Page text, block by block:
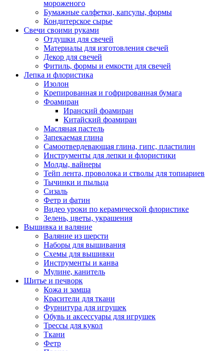
мороженого
Бумажные салфетки, капсулы, формы
Кондитерское сырье
Свечи своими руками
Отдушки для свечей
Материалы для изготовления свечей
Декор для свечей
Фитиль, формы и емкости для свечей
Лепка и флористика
Изолон
Крепированная и гофрированная бумага
Фоамиран
Иранский фоамиран
Китайский фоамиран
Масляная пастель
Запекаемая глина
Самоотвердевающая глина, гипс, пластилин
Инструменты для лепки и флористики
Молды, вайнеры
Тейп лента, проволока и стволы для топиариев
Тычинки и пыльца
Сизаль
Фетр и фатин
Видео уроки по керамической флористике
Зелень, цветы, украшения
Вышивка и валяние
Валяние из шерсти
Наборы для вышивания
Схемы для вышивки
Инструменты и канва
Мулине, канитель
Шитье и печворк
Кожа и замша
Красители для ткани
Фурнитура для игрушек
Обувь и аксессуары для игрушек
Трессы для кукол
Ткани
Фетр